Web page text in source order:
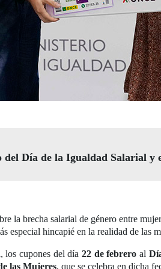
del Día de la Igualdad Salarial y
la brecha salarial de género entre
especial hincapié en la realidad de las
los cupones del día 22 de febrero al
las Mujeres, que se celebra en dicha